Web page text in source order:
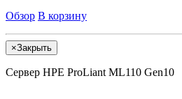
Обзор В корзину
×Закрыть
Сервер HPE ProLiant ML110 Gen10